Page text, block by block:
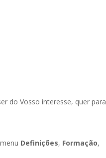
do Vosso interesse, quer para
Definições, Formação,